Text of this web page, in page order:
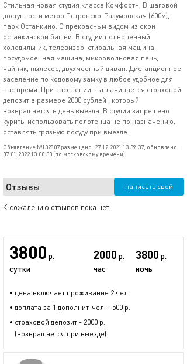
Стильная новая студия класса Комфорт+. В шаговой
доступности метро Петровско-Разумовская (600м),
парк Останкино. С прекрасным видом из окон
останкинской башни. В студии полноценный
холодильник, телевизор, стиральная машина,
посудомоечная машина, микроволновая печь,
чайник, пылесос, двухместный диван. Дистанционное
заселение по кодовому замку в любое удобное для
вас время. При заселении выплачивается страховой
депозит в размере 2000 рублей , который
возвращается в день выезда. В студии запрещено
курить, использовать полотенца не по назначению,
оставлять грязную посуду при выезде.
Объявление №132807 размещено: 27.12.2021 13:39:37, обновлено:
07.01.2022 13:00:30 (по московскому времени)
Отзывы написать свой
К сожалению отзывов пока нет.
3800 р.
сутки
2000 р.
час
3800 р.
ночь
• цена включает проживание 2 чел.
• доплата за 1 дополнит. чел. - 500 р.
• страховой депозит - 2000 р.
(возвращается при выезде)